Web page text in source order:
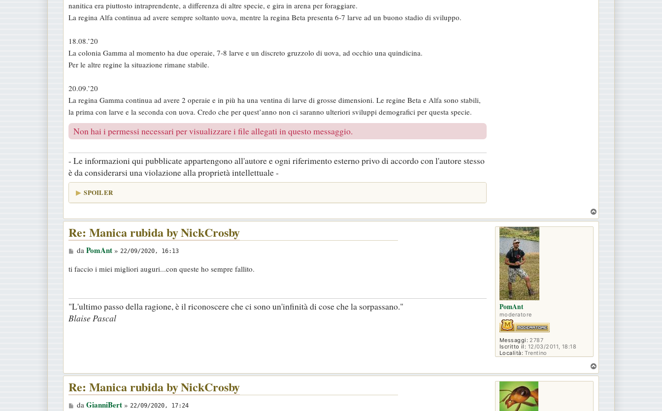
nanitica era piuttosto intraprendente, a differenza di altre specie, e gira in arena per foraggiare.
La regina Alfa continua ad avere sempre soltanto uova, mentre la regina Beta presenta 6-7 larve ad un buono stadio di sviluppo.
18.08.’20
La colonia Gamma al momento ha due operaie, 7-8 larve e un discreto gruzzolo di uova, ad occhio una quindicina.
Per le altre regine la situazione rimane stabile.
20.09.’20
La regina Gamma continua ad avere 2 operaie e in più ha una ventina di larve di grosse dimensioni. Le regine Beta e Alfa sono stabili,
la prima con larve e la seconda con uova. Credo che per quest’anno non ci saranno ulteriori sviluppi demografici per questa specie.
Non hai i permessi necessari per visualizzare i file allegati in questo messaggio.
- Le informazioni qui pubblicate appartengono all'autore e ogni riferimento esterno privo di accordo con l'autore stesso
è da considerarsi una violazione alla proprietà intellettuale -
SPOILER
o
PomAnt
moderatore
Messaggi: 2787
Iscritto il: 12/03/2011, 18:18
Località: Trentino
Re: Manica rubida by NickCrosby
M
s
a
g
g
da PomAnt» 22/09/2020, 16:13
ti faccio i miei migliori auguri...con queste ho sempre fallito.
"L'ultimo passo della ragione, è il riconoscere che ci sono un'infinità di cose che la sorpassano."
Blaise Pascal
o
Re: Manica rubida by NickCrosby
M
da GianniBert» 22/09/2020, 17:24